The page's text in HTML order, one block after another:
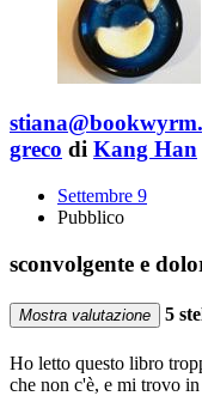
greco di Kang Han
Settembre 9
Pubblico
sconvolgente e
Mostra valutazione 5
Ho letto questo libro
che non c'è, e mi trovo